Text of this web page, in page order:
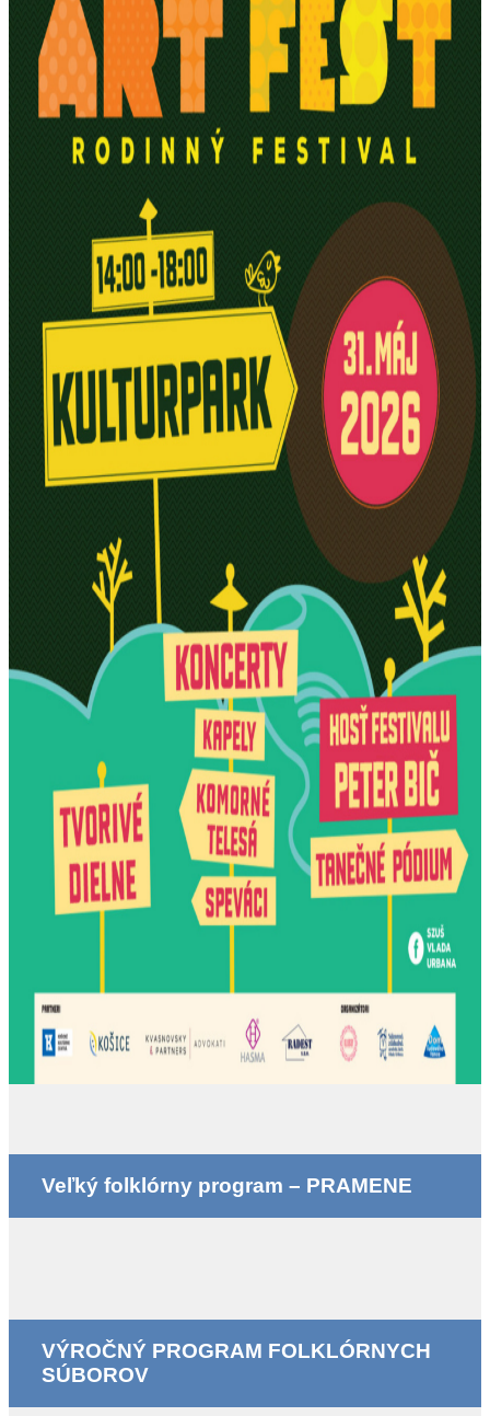
Veľký folklórny program – PRAMENE
VÝROČNÝ PROGRAM FOLKLÓRNYCH
SÚBOROV